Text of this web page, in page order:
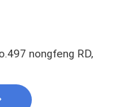
nongfeng RD,